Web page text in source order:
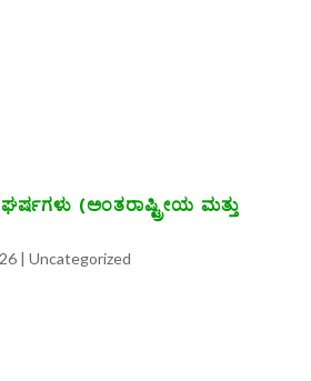
(ಅಂತರಾಷ್ಟ್ರೀಯ ಮತ್ತು
| Uncategorized